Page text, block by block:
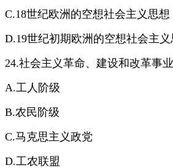
C.18世纪欧洲的空想社会主义思想
D.19世纪初期欧洲的空想社会主义
24.社会主义革命、建设和改革事
A.工人阶级
B.农民阶级
C.马克思主义政党
D.工农联盟